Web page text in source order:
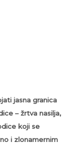
jasna granica
– žrtva nasilja,
koji se
i zlonamernim